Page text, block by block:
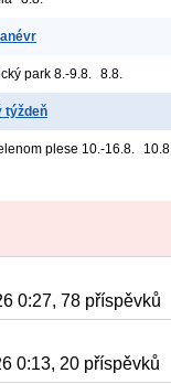
park 8.-9.8. 8.8.
týždeň
plese 10.-16.8. 10.8.
0:27, 78 příspěvků
0:13, 20 příspěvků